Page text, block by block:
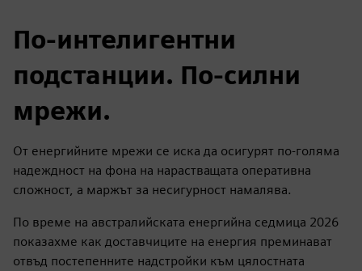
По-интелигентни
подстанции. По-силни
мрежи.
От енергийните мрежи се иска да осигурят по-голяма
надеждност на фона на нарастващата оперативна
сложност, а маржът за несигурност намалява.
По време на австралийската енергийна седмица 2026
показахме как доставчиците на енергия преминават
отвъд постепенните надстройки към цялостната